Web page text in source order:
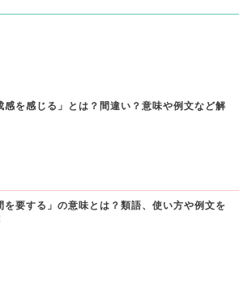
感を感じる」とは？間違い？意味や例文など解
を要する」の意味とは？類語、使い方や例文を